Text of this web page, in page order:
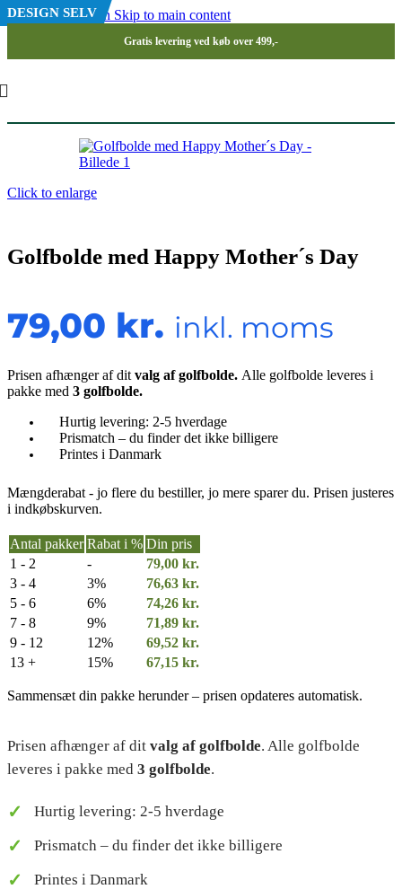
Skip to navigation Skip to main content
Gratis levering ved køb over 499,-
DESIGN SELV
Click to enlarge
Golfbolde med Happy Mother´s Day
79,00 kr. inkl. moms
Prisen afhænger af dit valg af golfbolde. Alle golfbolde leveres i
pakke med 3 golfbolde.
Hurtig levering: 2-5 hverdage
Prismatch – du finder det ikke billigere
Printes i Danmark
Mængderabat - jo flere du bestiller, jo mere sparer du. Prisen justeres
i indkøbskurven.
Antal pakker Rabat i % Din pris
1 - 2
- 79,00 kr.
3 - 4
3% 76,63 kr.
5 - 6
6% 74,26 kr.
7 - 8
9% 71,89 kr.
9 - 12
12% 69,52 kr.
13 +
15% 67,15 kr.
Sammensæt din pakke herunder – prisen opdateres automatisk.
Prisen afhænger af dit valg af golfbolde. Alle golfbolde
leveres i pakke med 3 golfbolde.
Hurtig levering: 2-5 hverdage
Prismatch – du finder det ikke billigere
Printes i Danmark